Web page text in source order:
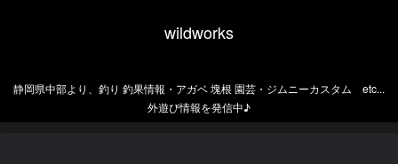
wildworks
静岡県中部より、釣り 釣果情報・アガベ 塊根 園芸・ジムニーカスタム etc...
外遊び情報を発信中♪